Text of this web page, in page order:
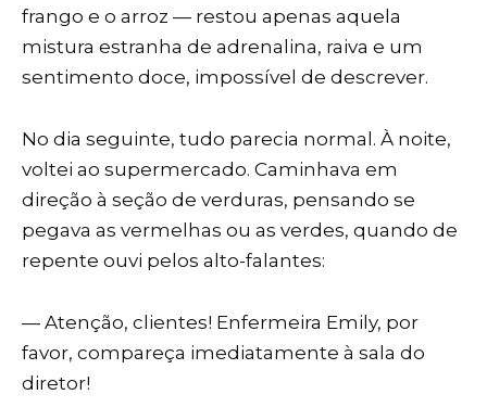
frango e o arroz — restou apenas aquela
mistura estranha de adrenalina, raiva e um
sentimento doce, impossível de descrever.
No dia seguinte, tudo parecia normal. À noite,
voltei ao supermercado. Caminhava em
direção à seção de verduras, pensando se
pegava as vermelhas ou as verdes, quando de
repente ouvi pelos alto-falantes:
— Atenção, clientes! Enfermeira Emily, por
favor, compareça imediatamente à sala do
diretor!